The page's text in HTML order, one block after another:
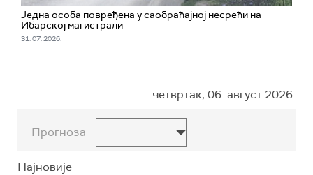
Једна особа повређена у саобраћајној несрећи на
Ибарској магистрали
31. 07. 2026.
четвртак, 06. август 2026.
Прогноза
Најновије